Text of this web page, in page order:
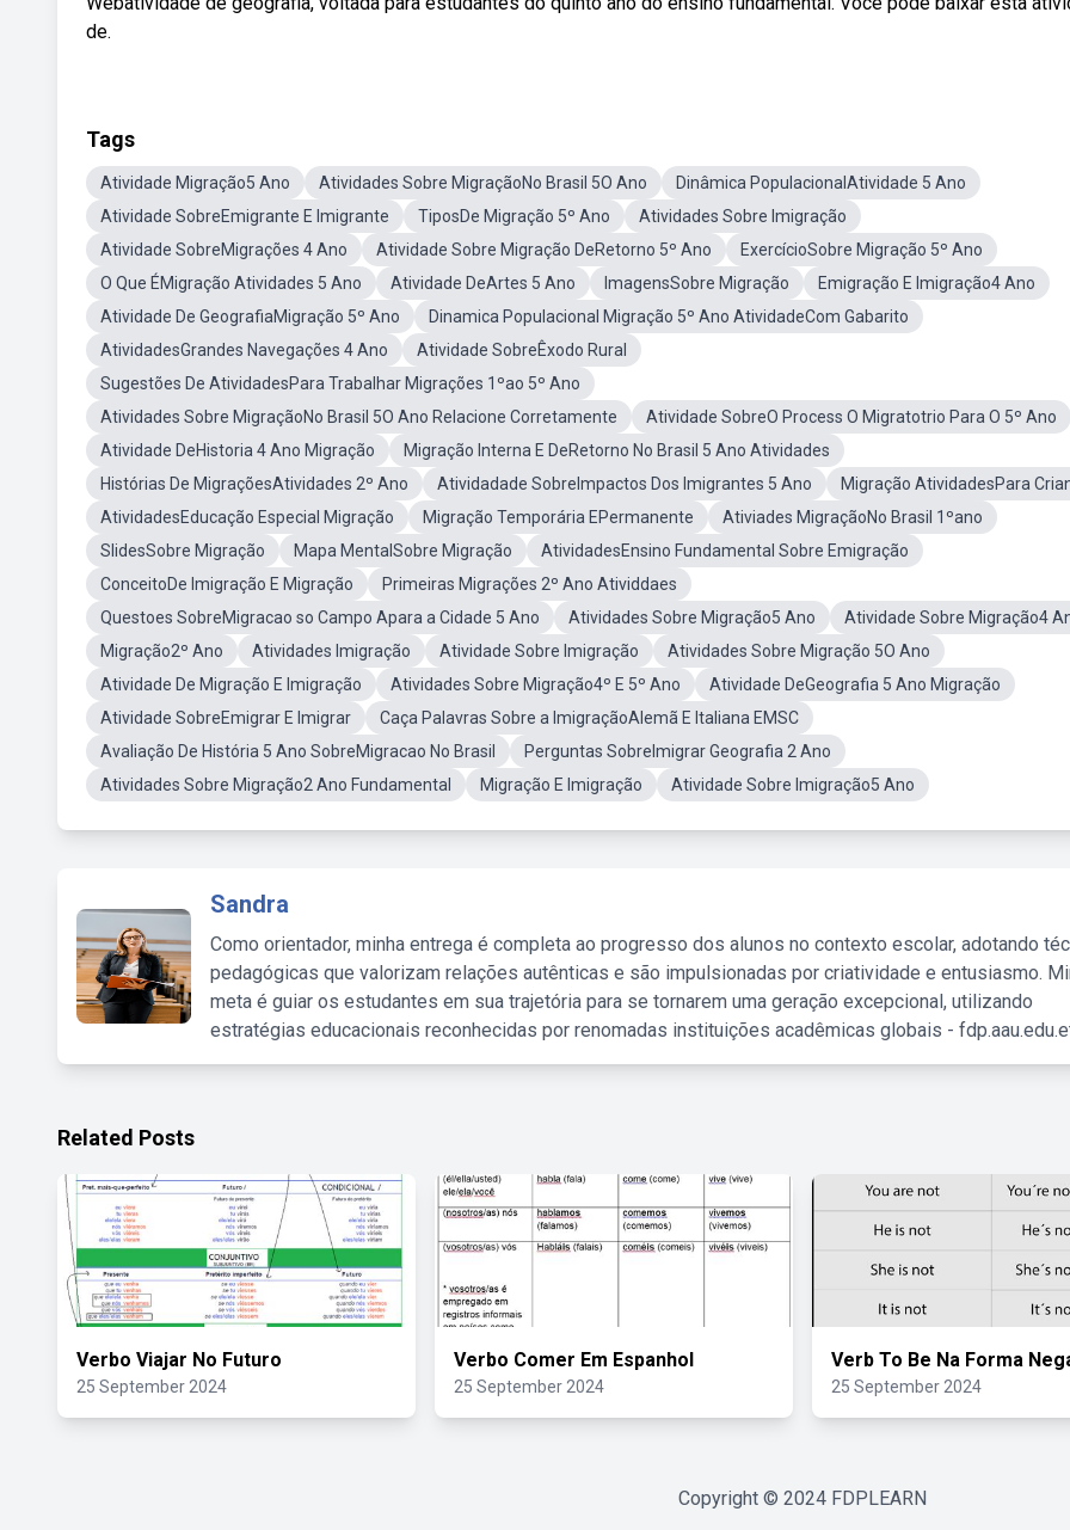
de.
Tags
Atividade Migração5 Ano Atividades Sobre MigraçãoNo Brasil 5O Ano
Dinâmica PopulacionalAtividade 5 Ano
Atividade SobreEmigrante E Imigrante
TiposDe Migração 5º Ano
Atividades Sobre Imigração
Atividade SobreMigrações 4 Ano
Atividade Sobre Migração DeRetorno 5º Ano
ExercícioSobre Migração 5º Ano
O Que ÉMigração Atividades 5 Ano
Atividade DeArtes 5 Ano ImagensSobre Migração
Emigração E Imigração4 Ano
Atividade De GeografiaMigração 5º Ano
Dinamica Populacional Migração 5º Ano AtividadeCom Gabarito
AtividadesGrandes Navegações 4 Ano
Atividade SobreÊxodo Rural
Sugestões De AtividadesPara Trabalhar Migrações 1ºao 5º Ano
Atividades Sobre MigraçãoNo Brasil 5O Ano Relacione Corretamente
Atividade SobreO Process O Migratotrio Para O 5º Ano
Atividade DeHistoria 4 Ano Migração
Migração Interna E DeRetorno No Brasil 5 Ano Atividades
Histórias De MigraçõesAtividades 2º Ano
Atividadade SobreImpactos Dos Imigrantes 5 Ano
Migração AtividadesPara
AtividadesEducação Especial Migração
Migração Temporária EPermanente
Ativiades MigraçãoNo Brasil 1ºano
SlidesSobre Migração
Mapa MentalSobre Migração
AtividadesEnsino Fundamental Sobre Emigração
ConceitoDe Imigração E Migração
Primeiras Migrações 2º Ano Atividdaes
Questoes SobreMigracao so Campo Apara a Cidade 5 Ano
Atividades Sobre Migração5 Ano
Atividade Sobre Migração4
Migração2º Ano
Atividades Imigração Atividade Sobre Imigração
Atividades Sobre Migração 5O Ano
Atividade De Migração E Imigração
Atividades Sobre Migração4º E 5º Ano
Atividade DeGeografia 5 Ano Migração
Atividade SobreEmigrar E Imigrar
Caça Palavras Sobre a ImigraçãoAlemã E Italiana EMSC
Avaliação De História 5 Ano SobreMigracao No Brasil
Perguntas SobreImigrar Geografia 2 Ano
Atividades Sobre Migração2 Ano Fundamental
Migração E Imigração Atividade Sobre Imigração5 Ano
Sandra
Como orientador, minha entrega é completa ao progresso dos alunos no contexto escolar, adotando
pedagógicas que valorizam relações autênticas e são impulsionadas por criatividade e entusiasmo.
meta é guiar os estudantes em sua trajetória para se tornarem uma geração excepcional, utilizando
estratégias educacionais reconhecidas por renomadas instituições acadêmicas globais -
Related Posts
Verbo Viajar No Futuro
25 September 2024
Verbo Comer Em Espanhol
25 September 2024
Verb To Be Na Forma
25 September 2024
Copyright © 2024 FDPLEARN